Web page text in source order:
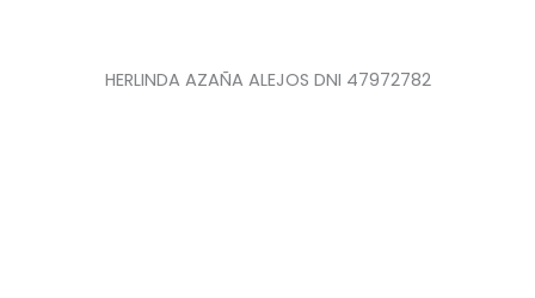
HERLINDA AZAÑA ALEJOS DNI 47972782